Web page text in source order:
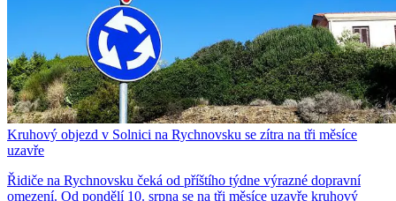
Kruhový objezd v Solnici na Rychnovsku se zítra na tři měsíce
uzavře
Řidiče na Rychnovsku čeká od příštího týdne výrazné dopravní
omezení. Od pondělí 10. srpna se na tři měsíce uzavře kruhový